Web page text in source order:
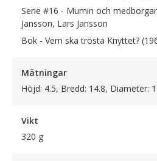
Serie #16 - Mumin och
Jansson, Lars Jansson
Bok - Vem ska trösta Knyttet?
Mätningar
Höjd: 4.5, Bredd: 14.8, Diameter:
Vikt
320 g